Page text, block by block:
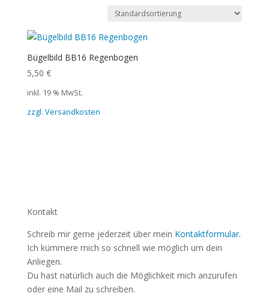
Bügelbild BB16 Regenbogen
5,50 €
inkl. 19 % MwSt.
zzgl. Versandkosten
Kontakt
Schreib mir gerne jederzeit über mein Kontaktformular.
Ich kümmere mich so schnell wie möglich um dein
Anliegen.
Du hast natürlich auch die Möglichkeit mich anzurufen
oder eine Mail zu schreiben.